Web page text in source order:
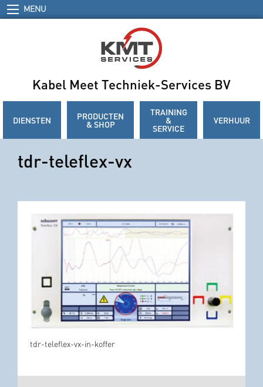
MENU
Kabel Meet Techniek-Services BV
DIENSTEN PRODUCTEN
& SHOP
TRAINING
&
SERVICE
VERHUUR
tdr-teleflex-vx
tdr-teleflex-vx-in-koffer